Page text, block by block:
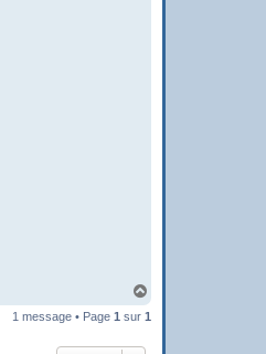
u
1 message • Page 1 sur 1